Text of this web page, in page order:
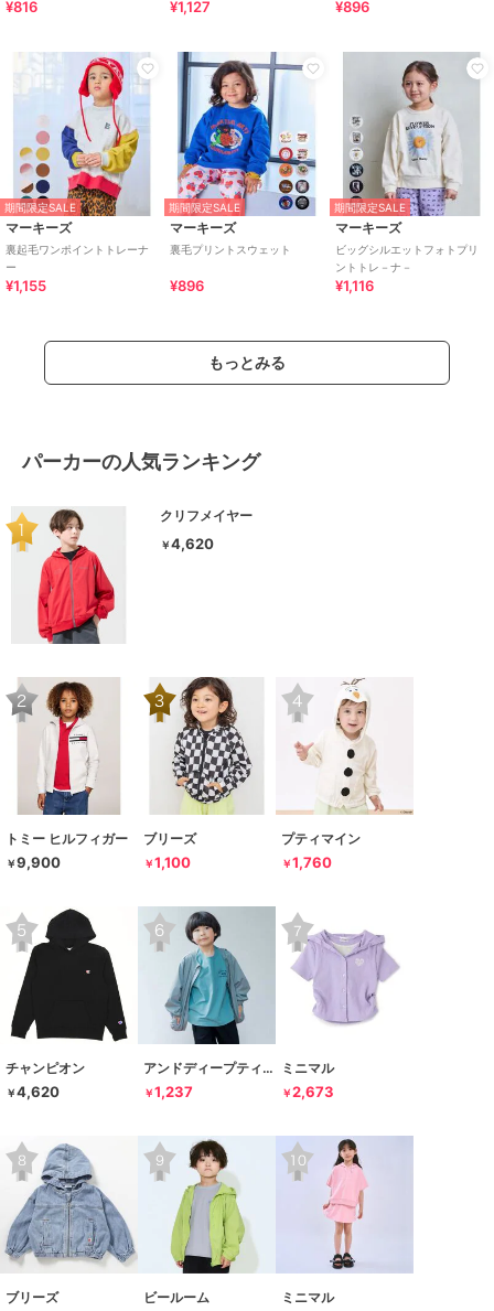
¥816 ¥1,127 ¥896
期間限定SALE
マーキーズ
裏起毛ワンポイントトレーナ
ー
¥1,155
期間限定SALE
マーキーズ
裏毛プリントスウェット
¥896
期間限定SALE
マーキーズ
ビッグシルエットフォトプリ
ントトレ－ナ－
¥1,116
もっとみる
パーカーの人気ランキング
クリフメイヤー
￥4,620
トミー ヒルフィガー
￥9,900
ブリーズ
￥1,100
プティマイン
￥1,760
チャンピオン
￥4,620
アンドディープティマイン
￥1,237
ミニマル
￥2,673
ブリーズ ビールーム ミニマル